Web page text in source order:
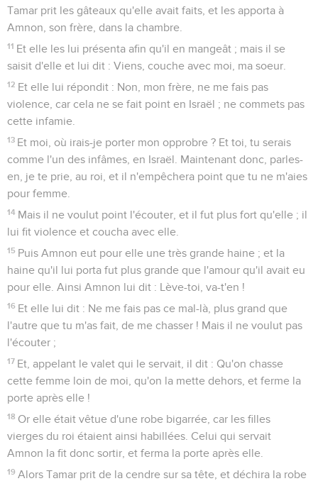
Tamar prit les gâteaux qu'elle avait faits, et les apporta à
Amnon, son frère, dans la chambre.
11 Et elle les lui présenta afin qu'il en mangeât ; mais il se
saisit d'elle et lui dit : Viens, couche avec moi, ma soeur.
12 Et elle lui répondit : Non, mon frère, ne me fais pas
violence, car cela ne se fait point en Israël ; ne commets pas
cette infamie.
13 Et moi, où irais-je porter mon opprobre ? Et toi, tu serais
comme l'un des infâmes, en Israël. Maintenant donc, parles-
en, je te prie, au roi, et il n'empêchera point que tu ne m'aies
pour femme.
14 Mais il ne voulut point l'écouter, et il fut plus fort qu'elle ; il
lui fit violence et coucha avec elle.
15 Puis Amnon eut pour elle une très grande haine ; et la
haine qu'il lui porta fut plus grande que l'amour qu'il avait eu
pour elle. Ainsi Amnon lui dit : Lève-toi, va-t'en !
16 Et elle lui dit : Ne me fais pas ce mal-là, plus grand que
l'autre que tu m'as fait, de me chasser ! Mais il ne voulut pas
l'écouter ;
17 Et, appelant le valet qui le servait, il dit : Qu'on chasse
cette femme loin de moi, qu'on la mette dehors, et ferme la
porte après elle !
18 Or elle était vêtue d'une robe bigarrée, car les filles
vierges du roi étaient ainsi habillées. Celui qui servait
Amnon la fit donc sortir, et ferma la porte après elle.
19 Alors Tamar prit de la cendre sur sa tête, et déchira la robe